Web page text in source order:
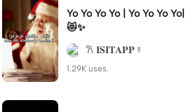
Yo Yo Yo Yo | Yo Yo Yo Yo|
😻✨
𐙚 𝐈𝐒𝐈𝐓𝐀𝐏𝐏 ᵎᵎ
1.29K uses.